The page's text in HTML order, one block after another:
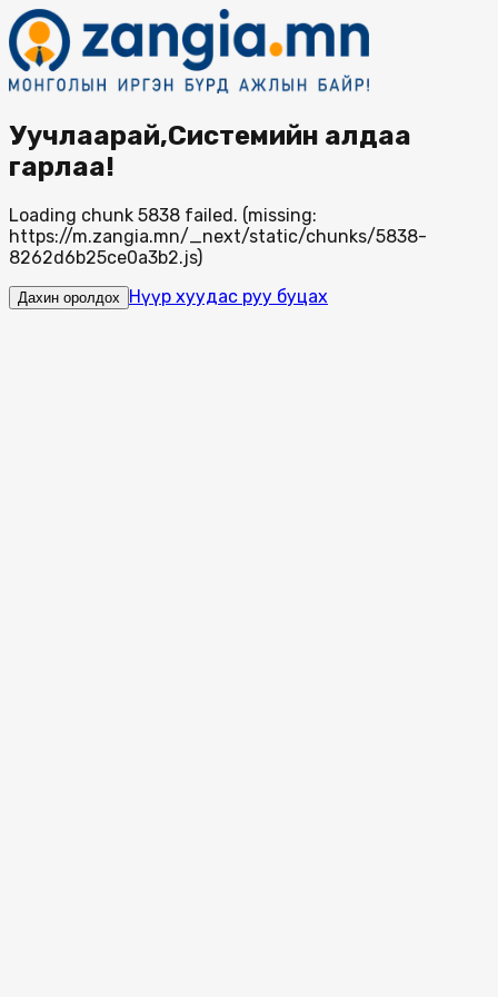
Уучлаарай,Системийн алдаа
гарлаа!
Loading chunk 5838 failed. (missing:
https://m.zangia.mn/_next/static/chunks/5838-
8262d6b25ce0a3b2.js)
Дахин оролдох Нүүр хуудас руу буцах